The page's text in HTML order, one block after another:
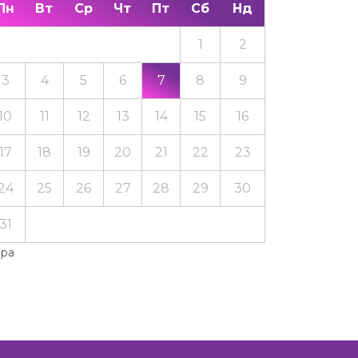
Вт Ср Чт Пт Сб Нд
1 2
3 4 5 6 7 8 9
11 12 13 14 15 16
18 19 20 21 22 23
25 26 27 28 29 30